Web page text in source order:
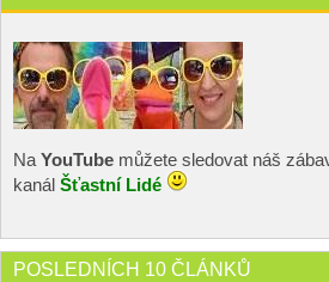
NaYouTube můžete sledovat náš
kanál Šťastní Lidé
POSLEDNÍCH 10 ČLÁNKŮ